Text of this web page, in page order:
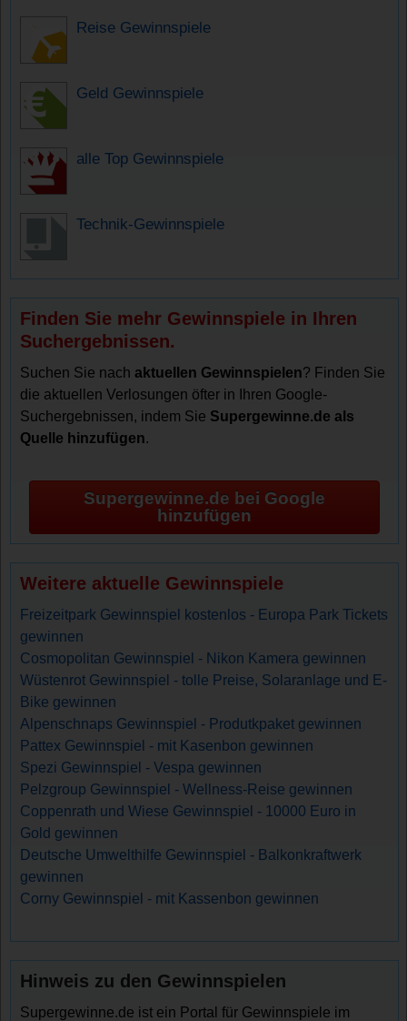
Reise Gewinnspiele
Geld Gewinnspiele
alle Top Gewinnspiele
Technik-Gewinnspiele
Finden Sie mehr Gewinnspiele in Ihren
Suchergebnissen.
Suchen Sie nachaktuellen Gewinnspielen? Finden Sie
die aktuellen Verlosungen öfter in Ihren Google-
Suchergebnissen, indem Sie Supergewinne.de als
Quelle hinzufügen.
Supergewinne.de bei Google
hinzufügen
Weitere aktuelle Gewinnspiele
Freizeitpark Gewinnspiel kostenlos - Europa Park Tickets
gewinnen
Cosmopolitan Gewinnspiel - Nikon Kamera gewinnen
Wüstenrot Gewinnspiel - tolle Preise, Solaranlage und E-
Bike gewinnen
Alpenschnaps Gewinnspiel - Produtkpaket gewinnen
Pattex Gewinnspiel - mit Kasenbon gewinnen
Spezi Gewinnspiel - Vespa gewinnen
Pelzgroup Gewinnspiel - Wellness-Reise gewinnen
Coppenrath und Wiese Gewinnspiel - 10000 Euro in
Gold gewinnen
Deutsche Umwelthilfe Gewinnspiel - Balkonkraftwerk
gewinnen
Corny Gewinnspiel - mit Kassenbon gewinnen
Hinweis zu den Gewinnspielen
Supergewinne.de ist ein Portal für Gewinnspiele im